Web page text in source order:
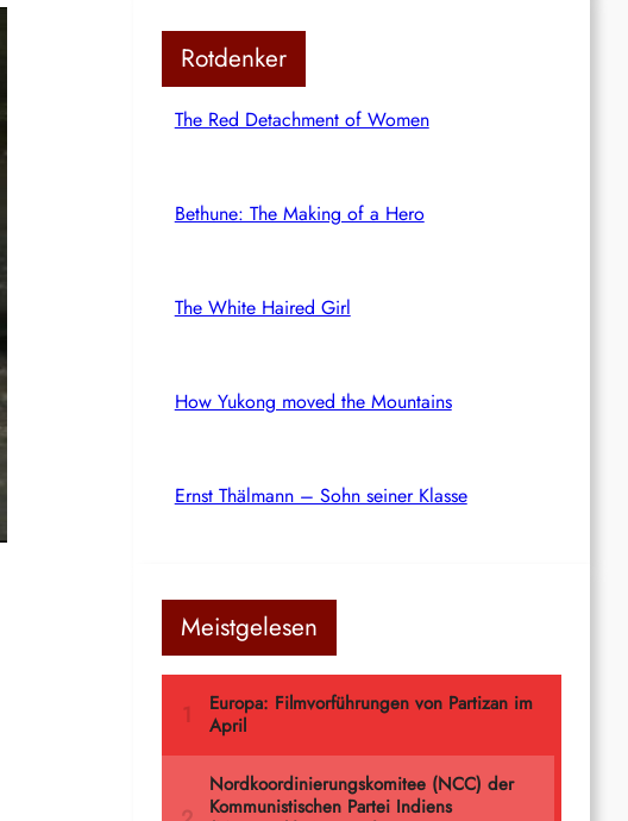
Rotdenker
The Red Detachment of Women
Bethune: The Making of a Hero
The White Haired Girl
How Yukong moved the Mountains
Ernst Thälmann – Sohn seiner Klasse
Meistgelesen